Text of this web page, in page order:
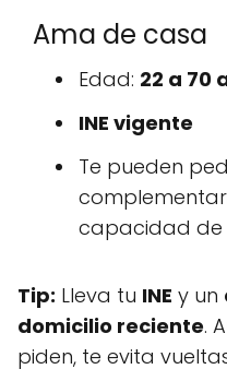
Ama de casa
Edad: 22 a 70
INE vigente
Te pueden
capacidad de
Tip: Lleva tu INE y un
domicilio reciente.
piden, te evita